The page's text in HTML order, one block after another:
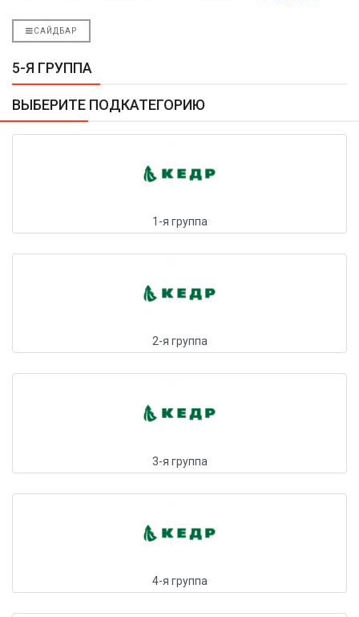
САЙДБАР
5-Я ГРУППА
ВЫБЕРИТЕ ПОДКАТЕГОРИЮ
1-я группа
2-я группа
3-я группа
4-я группа